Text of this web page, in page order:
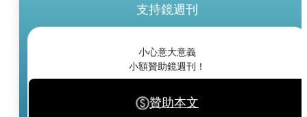
支持鏡週刊
小心意大意義
小額贊助鏡週刊！
贊助本文